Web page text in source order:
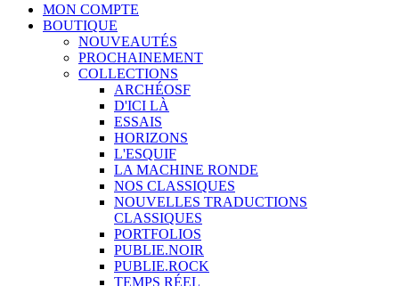
MON COMPTE
BOUTIQUE
NOUVEAUTÉS
PROCHAINEMENT
COLLECTIONS
ARCHÉOSF
D'ICI LÀ
ESSAIS
HORIZONS
L'ESQUIF
LA MACHINE RONDE
NOS CLASSIQUES
NOUVELLES TRADUCTIONS
CLASSIQUES
PORTFOLIOS
PUBLIE.NOIR
PUBLIE.ROCK
TEMPS RÉEL